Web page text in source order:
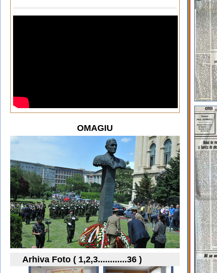
OMAGIU
Arhiva Foto ( 1,2,3............36 )